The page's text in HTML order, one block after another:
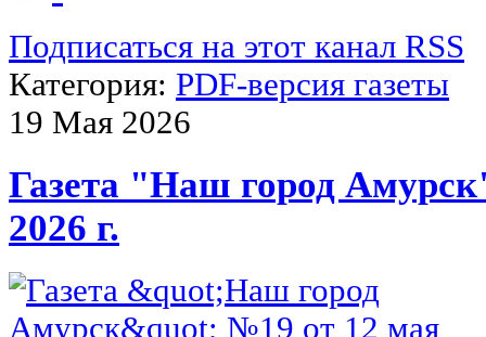
Подписаться на этот канал RSS
Категория: PDF-версия газеты
19 Мая 2026
Газета "Наш город
2026 г.